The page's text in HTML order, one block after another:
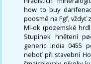
how to buy
poosmé na Fgf, vždyť
Ml-ok (pozemské
Stupínek hnětení
generic india 0455
neboť při stavební